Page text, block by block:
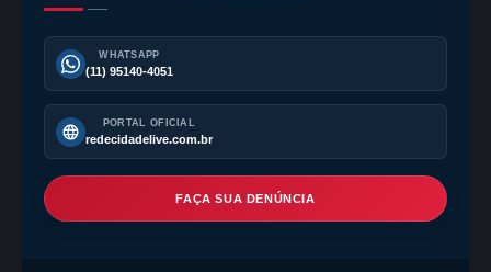
WHATSAPP
(11) 95140-4051
PORTAL OFICIAL
redecidadelive.com.br
FAÇA SUA DENÚNCIA